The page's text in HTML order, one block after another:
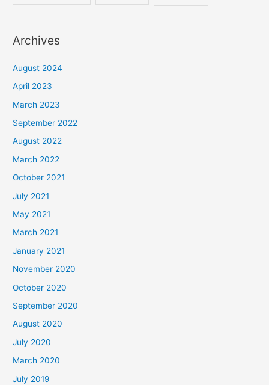
Archives
August 2024
April 2023
March 2023
September 2022
August 2022
March 2022
October 2021
July 2021
May 2021
March 2021
January 2021
November 2020
October 2020
September 2020
August 2020
July 2020
March 2020
July 2019